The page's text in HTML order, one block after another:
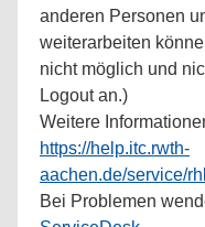
anderen Personen
weiterarbeiten
nicht möglich und
Logout an.)
Weitere
https://help.itc.rwth-
aachen.de/service/
Bei Problemen